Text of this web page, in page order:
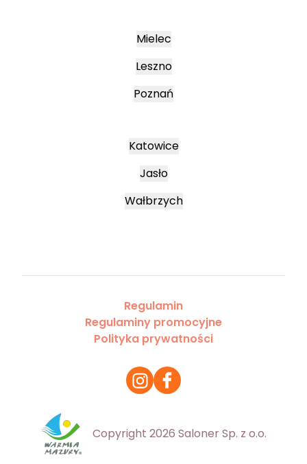
Mielec
Leszno
Poznań
Katowice
Jasło
Wałbrzych
Regulamin
Regulaminy promocyjne
Polityka prywatności
Copyright 2026 Saloner Sp. z o.o.